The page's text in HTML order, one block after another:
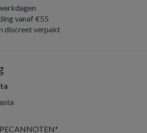
vanaf €55
discreet verpakt